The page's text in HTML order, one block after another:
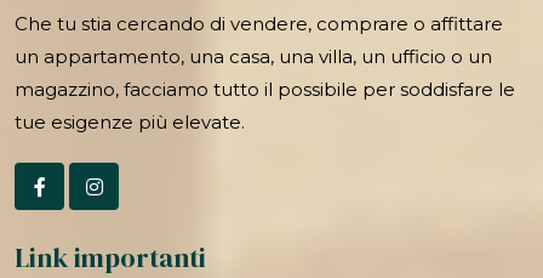
Che tu stia cercando di vendere, comprare o affittare
un appartamento, una casa, una villa, un ufficio o un
magazzino, facciamo tutto il possibile per soddisfare le
tue esigenze più elevate.
Link importanti